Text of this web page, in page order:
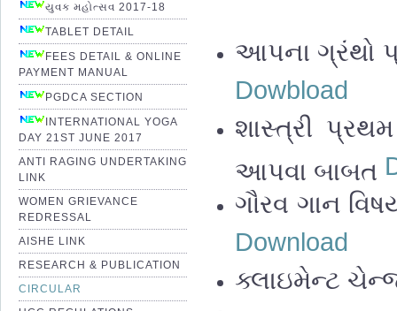
યુવક મહોત્સવ 2017-18
TABLET DETAIL
FEES DETAIL & ONLINE
PAYMENT MANUAL
PGDCA SECTION
INTERNATIONAL YOGA
DAY 21ST JUNE 2017
ANTI RAGING UNDERTAKING
LINK
WOMEN GRIEVANCE
REDRESSAL
AISHE LINK
RESEARCH & PUBLICATION
CIRCULAR
આપના ગ્રંથો
Dowbload
શાસ્ત્રી
આપવા બાબત
ગૌરવ ગાન
Download
ક્લાઇમેન્ટ